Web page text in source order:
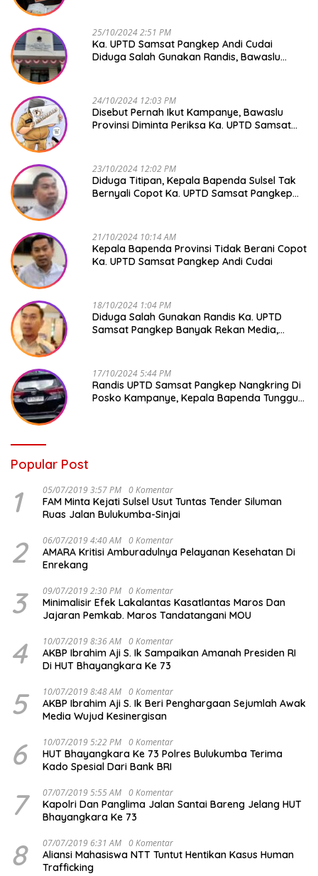
25/10/2024 2:51 PM
Ka. UPTD Samsat Pangkep Andi Cudai
Diduga Salah Gunakan Randis, Bawaslu
24/10/2024 12:03 PM
Disebut Pernah Ikut Kampanye, Bawaslu
Provinsi Diminta Periksa Ka. UPTD Samsat
23/10/2024 12:02 PM
Diduga Titipan, Kepala Bapenda Sulsel Tak
Bernyali Copot Ka. UPTD Samsat Pangkep
21/10/2024 10:14 AM
Kepala Bapenda Provinsi Tidak Berani Copot
Ka. UPTD Samsat Pangkep Andi Cudai
18/10/2024 1:04 PM
Diduga Salah Gunakan Randis Ka. UPTD
Samsat Pangkep Banyak Rekan Media,
17/10/2024 5:44 PM
Randis UPTD Samsat Pangkep Nangkring Di
Posko Kampanye, Kepala Bapenda Tunggu
Popular Post
1 05/07/2019 3:57 PM 0 Komentar
FAM Minta Kejati Sulsel Usut Tuntas Tender Siluman
Ruas Jalan Bulukumba-Sinjai
2 06/07/2019 4:40 AM 0 Komentar
AMARA Kritisi Amburadulnya Pelayanan Kesehatan Di
Enrekang
3 09/07/2019 2:30 PM 0 Komentar
Minimalisir Efek Lakalantas Kasatlantas Maros Dan
Jajaran Pemkab. Maros Tandatangani MOU
4 10/07/2019 8:36 AM 0 Komentar
AKBP Ibrahim Aji S. Ik Sampaikan Amanah Presiden RI
Di HUT Bhayangkara Ke 73
5 10/07/2019 8:48 AM 0 Komentar
AKBP Ibrahim Aji S. Ik Beri Penghargaan Sejumlah Awak
Media Wujud Kesinergisan
6 10/07/2019 5:22 PM 0 Komentar
HUT Bhayangkara Ke 73 Polres Bulukumba Terima
Kado Spesial Dari Bank BRI
7 07/07/2019 5:55 AM 0 Komentar
Kapolri Dan Panglima Jalan Santai Bareng Jelang HUT
Bhayangkara Ke 73
8 07/07/2019 6:31 AM 0 Komentar
Aliansi Mahasiswa NTT Tuntut Hentikan Kasus Human
Trafficking